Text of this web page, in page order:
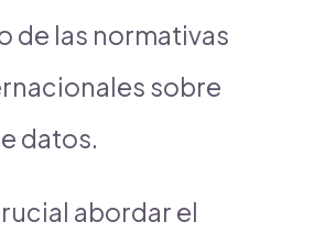
de las normativas
sobre
datos.
abordar el